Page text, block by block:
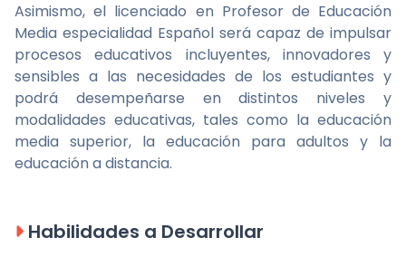
Asimismo, el licenciado en Profesor de Educación
Media especialidad Español será capaz de impulsar
procesos educativos incluyentes, innovadores y
sensibles a las necesidades de los estudiantes y
podrá desempeñarse en distintos niveles y
modalidades educativas, tales como la educación
media superior, la educación para adultos y la
educación a distancia.
Habilidades a Desarrollar